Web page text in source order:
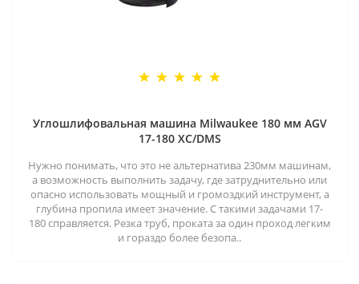
Углошлифовальная машина Milwaukee 180 мм AGV
17-180 XC/DMS
Нужно понимать, что это не альтернатива 230мм машинам,
а возможность выполнить задачу, где затруднительно или
опасно использовать мощный и громоздкий инструмент, а
глубина пропила имеет значение. С такими задачами 17-
180 справляется. Резка труб, проката за один проход легким
и гораздо более безопа..